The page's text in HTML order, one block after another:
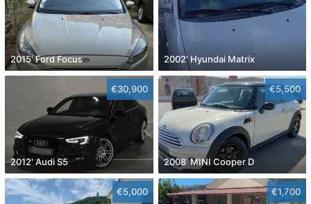
2015' Ford Focus 2002' Hyundai Matrix
€30,900
2012' Audi S5
€5,500
2008' MINI Cooper D
€5,000 €1,700